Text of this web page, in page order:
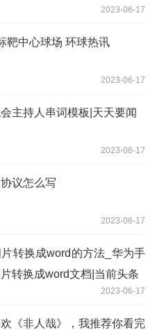
2023-06-17
靶中心球场 环球热讯
2023-06-17
主持人串词模板|天天要闻
2023-06-17
议怎么写
2023-06-17
转换成word的方法_华为手
转换成word文档|当前头条
2023-06-17
《非人哉》，我推荐你看完